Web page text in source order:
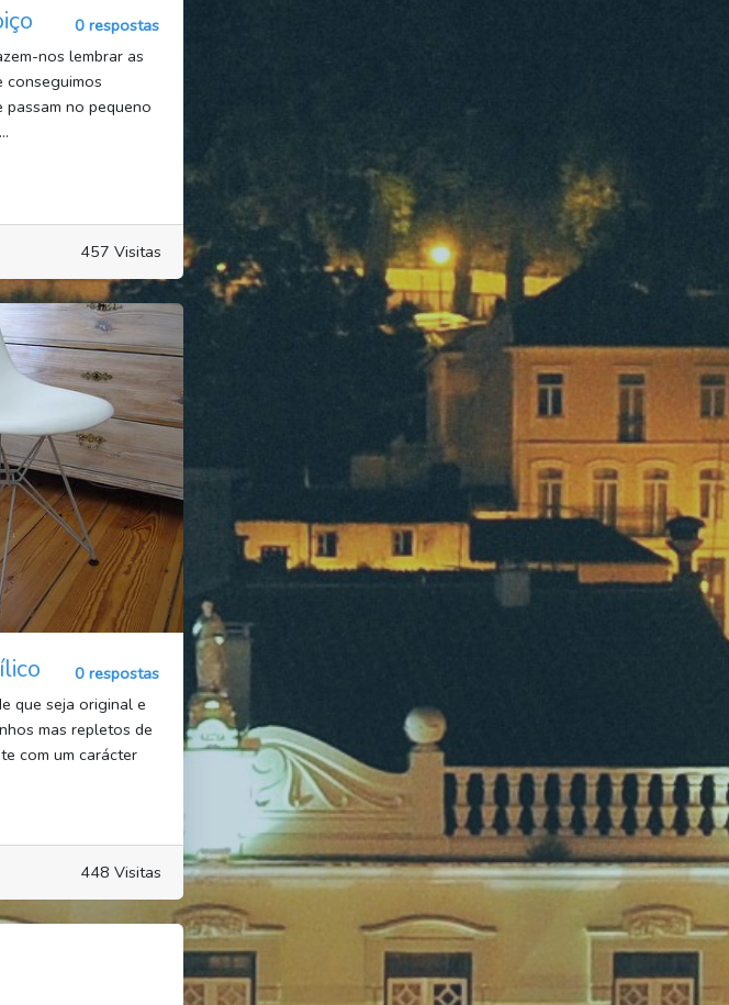
0 respostas
nos lembrar as
conseguimos
passam no pequeno
457 Visitas
0 respostas
que seja original e
mas repletos de
com um carácter
448 Visitas